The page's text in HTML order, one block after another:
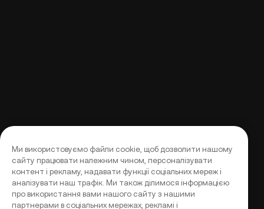
Ми використовуємо файли cookie, щоб дозволити нашому
сайту працювати належним чином, персоналізувати
контент і рекламу, надавати функції соціальних мереж і
аналізувати наш трафік. Ми також ділимося інформацією
про використання вами нашого сайту з нашими
партнерами в соціальних мережах, рекламі і